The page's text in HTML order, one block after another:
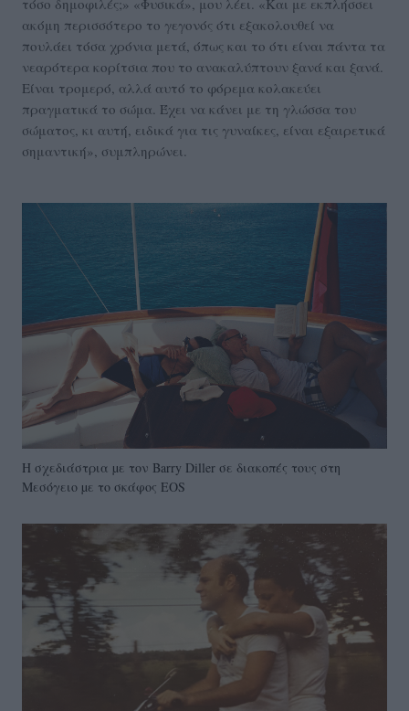
ακόμη περισσότερο το γεγονός ότι εξακολουθεί να
πουλάει τόσα χρόνια μετά, όπως και το ότι είναι πάντα τα
νεαρότερα κορίτσια που το ανακαλύπτουν ξανά και ξανά.
Είναι τρομερό, αλλά αυτό το φόρεμα κολακεύει
πραγματικά το σώμα. Έχει να κάνει με τη γλώσσα του
σώματος, κι αυτή, ειδικά για τις γυναίκες, είναι εξαιρετικά
σημαντική», συμπληρώνει.
Η σχεδιάστρια µε τον Barry Diller σε διακοπές τους στη
Mεσόγειο µε το σκάφος ΕΟS